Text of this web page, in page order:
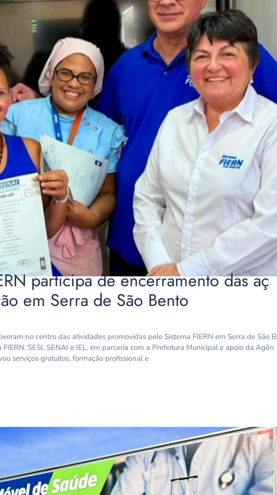
participa de encerramento das aç
em Serra de São Bento
no centro das atividades promovidas pelo Sistema FIERN em Serra de São B
SESI, SENAI e IEL, em parceria com a Prefeitura Municipal e apoio da Agên
serviços gratuitos, formação profissional e